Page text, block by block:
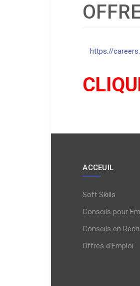
https://
ACCEUIL
Soft Skills
Conseils pour
Conseils en
Offres d'Emploi